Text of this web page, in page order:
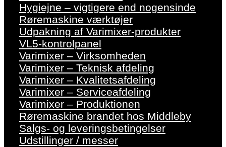
Hygiejne – vigtigere end nogensinde
Røremaskine værktøjer
Udpakning af Varimixer-produkter
VL5-kontrolpanel
Varimixer – Virksomheden
Varimixer – Teknisk afdeling
Varimixer – Kvalitetsafdeling
Varimixer – Serviceafdeling
Varimixer – Produktionen
Røremaskine brandet hos Middleby
Salgs- og leveringsbetingelser
Udstillinger / messer